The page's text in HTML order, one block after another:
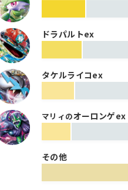
ドラパルトex
タケルライコex
マリィのオーロンゲex
その他